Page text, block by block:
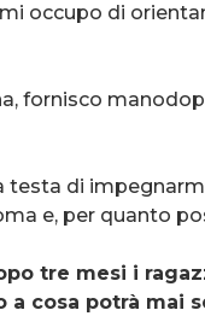
occupo di
fornisco
di
e, per quanto
tre mesi i
cosa potrà